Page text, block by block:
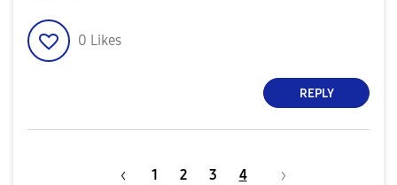
0 Likes
REPLY
1 2 3 4